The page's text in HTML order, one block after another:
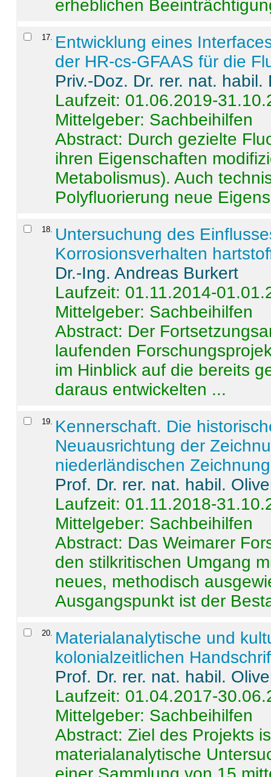
erheblichen
17
Entwicklung eines
der HR-cs-GFAAS für die
Priv.-Doz. Dr. rer. nat.
Laufzeit: 01.06.2019-
Mittelgeber: Sachbeihilfen
Abstract: Durch gezielte
ihren Eigenschaften
Metabolismus). Auch
Polyfluorierung neue
18
Untersuchung des
Korrosionsverhalten
Dr.-Ing. Andreas Burkert
Laufzeit: 01.11.2014-
Mittelgeber: Sachbeihilfen
Abstract: Der
laufenden
im Hinblick auf die bereits
daraus entwickelten ...
19
Kennerschaft. Die
Neuausrichtung der
niederländischen
Prof. Dr. rer. nat. habil.
Laufzeit: 01.11.2018-
Mittelgeber: Sachbeihilfen
Abstract: Das Weimarer
den stilkritischen Umgang
neues, methodisch
Ausgangspunkt ist der
20
Materialanalytische und
kolonialzeitlichen
Prof. Dr. rer. nat. habil.
Laufzeit: 01.04.2017-
Mittelgeber: Sachbeihilfen
Abstract:Ziel des Projekts
materialanalytische